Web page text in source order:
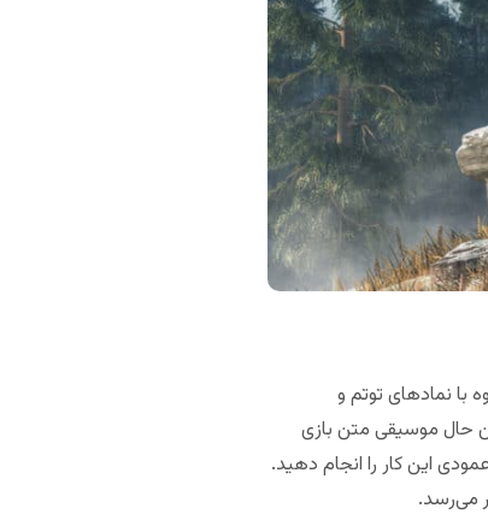
با نمادهای توتم و
حال موسیقی متن بازی
این کار را انجام دهید.